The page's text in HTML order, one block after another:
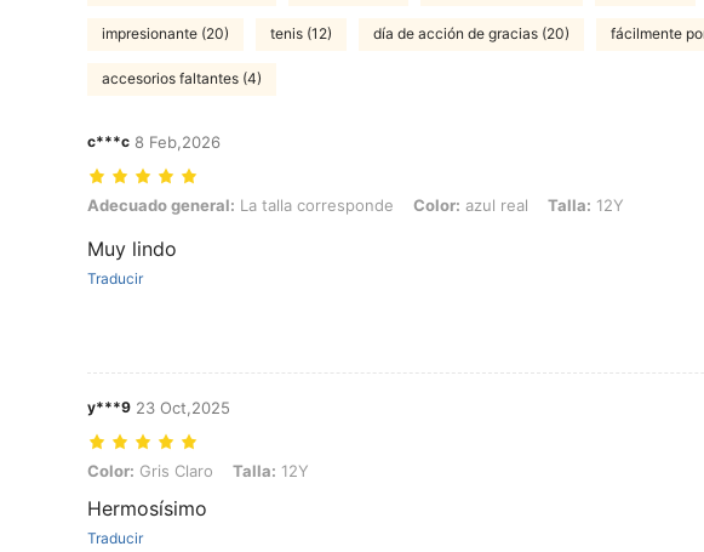
impresionante (20) tenis (12) día de acción de gracias (20) fácilmente
accesorios faltantes (4)
c***c 8 Feb,2026
Adecuado general: La talla corresponde, Color: azul real, Talla: 12Y
Adecuado general: La talla corresponde Color: azul real Talla: 12Y
Muy lindo
Traducir
y***9 23 Oct,2025
Color: Gris Claro, Talla: 12Y
Color: Gris Claro Talla: 12Y
Hermosísimo
Traducir